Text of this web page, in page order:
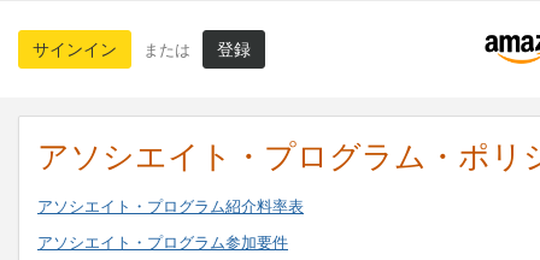
サインイン または 登録
アソシエイト・プログラム・ポリ
アソシエイト・プログラム紹介料率表
アソシエイト・プログラム参加要件